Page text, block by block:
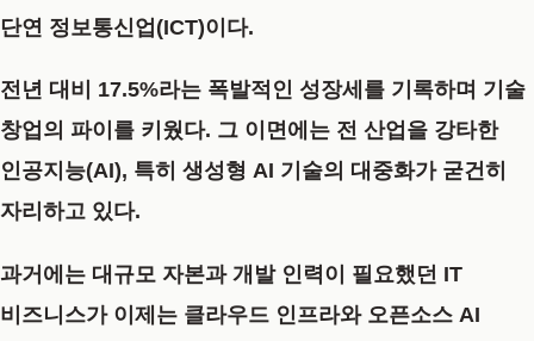
단연 정보통신업(ICT)이다.
전년 대비 17.5%라는 폭발적인 성장세를 기록하며 기술
창업의 파이를 키웠다. 그 이면에는 전 산업을 강타한
인공지능(AI), 특히 생성형 AI 기술의 대중화가 굳건히
자리하고 있다.
과거에는 대규모 자본과 개발 인력이 필요했던 IT
비즈니스가 이제는 클라우드 인프라와 오픈소스 AI